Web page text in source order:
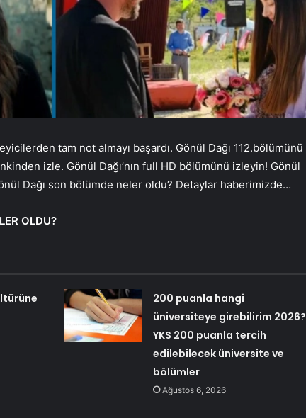
tam not almayı başardı. Gönül Dağı 112.bölümünü
izle. Gönül Dağı’nın full HD bölümünü izleyin! Gönül
Dağı son bölümde neler oldu? Detaylar haberimizde…
OLDU?
200 puanla hangi
üniversiteye girebilirim 2026?
YKS 200 puanla tercih
edilebilecek üniversite ve
bölümler
Ağustos 6, 2026